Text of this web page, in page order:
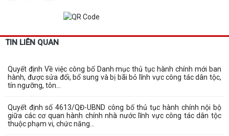
TIN LIÊN QUAN
Quyết định Về việc công bố Danh mục thủ tục hành chính mới ban
hành, được sửa đổi, bổ sung và bị bãi bỏ lĩnh vực công tác dân tộc,
tín ngưỡng, tôn...
Quyết định số 4613/QĐ-UBND công bố thủ tục hành chính nội bộ
giữa các cơ quan hành chính nhà nước lĩnh vực công tác dân tộc
thuộc phạm vi, chức năng...